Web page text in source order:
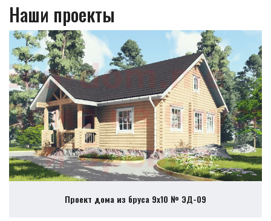
Наши проекты
Проект дома из бруса 9х10 № ЭД-09